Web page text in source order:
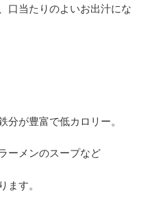
口当たりのよいお出汁にな
分が豊富で低カロリー。
ーメンのスープなど
す。